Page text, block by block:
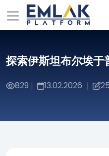
探索伊斯坦布尔埃于
829 | 13.02.2026 |